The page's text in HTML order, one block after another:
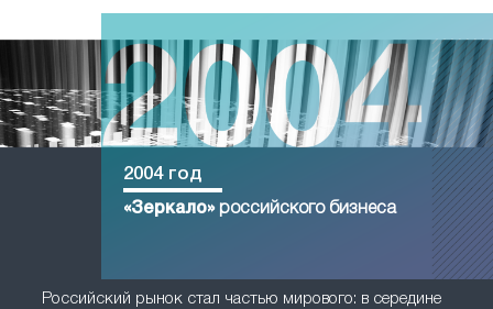
Российский рынок стал частью мирового: в середине
2004 год
«Зеркало»российского бизнеса